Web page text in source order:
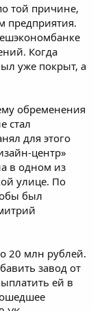
той причине,
предприятия.
Когда
уже покрыт, а
обременения
стал
для этого
центр»
в одном из
улице. По
был
20 млн рублей.
завод от
ей в